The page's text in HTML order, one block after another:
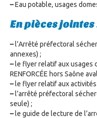
–Eau potable, usages
En pièces jointes
–l’Arrêté préfectoral
annexes) ;
–le flyer relatif aux usages
RENFORCÉE hors Saône
–le flyer relatif aux
–l’arrêté préfectoral
seule) ;
–le guide de lecture de